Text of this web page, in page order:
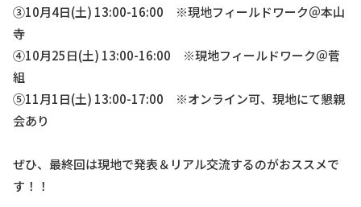
③10月4日(土) 13:00-16:00 ※現地フィールドワーク＠本山
寺
④10月25日(土) 13:00-16:00 ※現地フィールドワーク＠菅
組
⑤11月1日(土) 13:00-17:00 ※オンライン可、現地にて懇親
会あり
ぜひ、最終回は現地で発表＆リアル交流するのがおススメで
す！！